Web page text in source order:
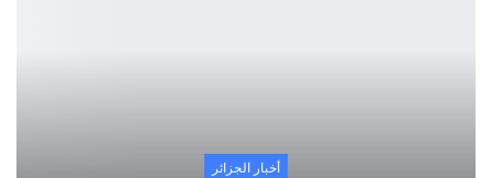
أخبار الجزائر